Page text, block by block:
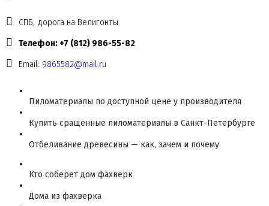
СПБ, дорога на Велигонты
Телефон: +7 (812) 986-55-82
Email: 9865582@mail.ru
Пиломатериалы по доступной цене у производителя
Купить сращенные пиломатериалы в Санкт-Петербурге
Отбеливание древесины — как, зачем и почему
Кто соберет дом фахверк
Дома из фахверка